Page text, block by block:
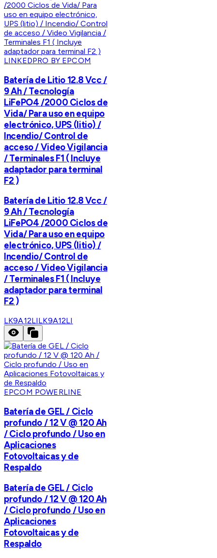
LINKEDPRO BY EPCOM
Batería de Litio 12.8 Vcc /
9 Ah / Tecnología
LiFePO4 /2000 Ciclos de
Vida/ Para uso en equipo
electrónico, UPS (litio) /
Incendio/ Control de
acceso / Video Vigilancia
/ Terminales F1 ( Incluye
adaptador para terminal
F2 )
Batería de Litio 12.8 Vcc /
9 Ah / Tecnología
LiFePO4 /2000 Ciclos de
Vida/ Para uso en equipo
electrónico, UPS (litio) /
Incendio/ Control de
acceso / Video Vigilancia
/ Terminales F1 ( Incluye
adaptador para terminal
F2 )
LK9A12LILK9A12LI
EPCOM POWERLINE
Batería de GEL / Ciclo
profundo / 12 V @ 120 Ah
/ Ciclo profundo / Uso en
Aplicaciones
Fotovoltaicas y de
Respaldo
Batería de GEL / Ciclo
profundo / 12 V @ 120 Ah
/ Ciclo profundo / Uso en
Aplicaciones
Fotovoltaicas y de
Respaldo